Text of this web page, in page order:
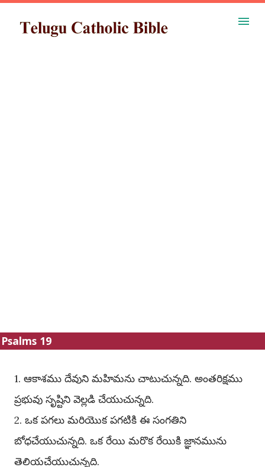
Psalms 19
1. ఆకాశము దేవుని మహిమను చాటుచున్నది. అంతరిక్షము
ప్రభువు సృష్టిని వెల్లడి చేయుచున్నది.
2. ఒక పగలు మరియొక పగటికి ఈ సంగతిని
బోధచేయుచున్నది. ఒక రేయి మరొక రేయికి జ్ఞానమును
తెలియచేయుచున్నది.